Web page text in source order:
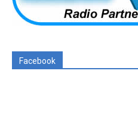
Facebook